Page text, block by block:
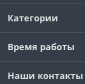
Категории
Время работы
Наши контакты